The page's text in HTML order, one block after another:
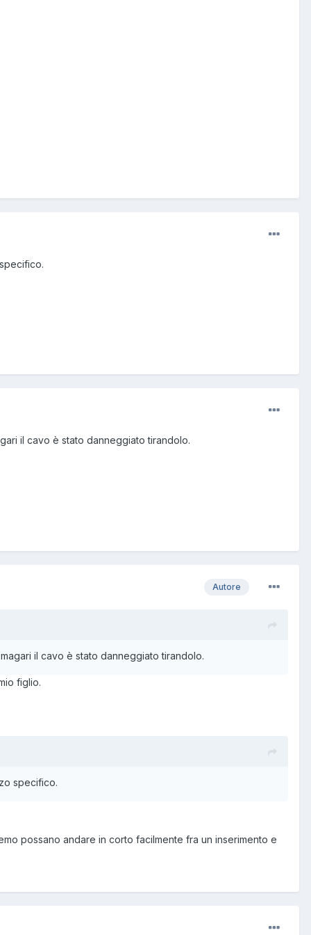
il cavo è stato danneggiato tirandolo.
Autore
il cavo è stato danneggiato tirandolo.
figlio.
specifico.
possano andare in corto facilmente fra un inserimento e